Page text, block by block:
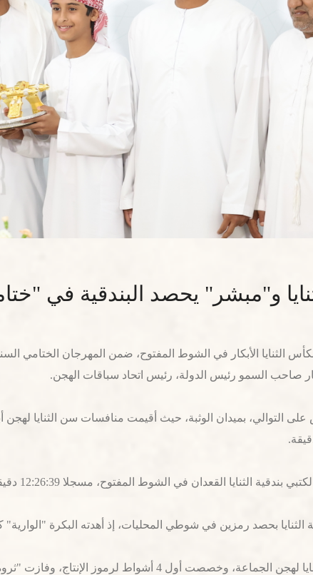
و"مبشر" يحصد البندقية في "ختامي
السمو رئيس الدولة، رئيس اتحاد سباقات الهجن.
المفتوح، مسجلا 12:26:39 دقيقة، ليحصد الشعار الرمز الخامس في النسخة الحالية للمهرجان.
بحصد رمزين في شوطي المحليات، إذ أهدته البكرة "الوارية"
وشهدت الفترة الصباحية إقامة 18 شوطاً، للثنايا لهجن